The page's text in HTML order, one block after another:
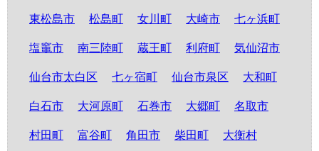
東松島市 松島町 女川町 大崎市 七ヶ浜町
塩竈市 南三陸町 蔵王町 利府町 気仙沼市
仙台市太白区 七ヶ宿町 仙台市泉区 大和町
白石市 大河原町 石巻市 大郷町 名取市
村田町 富谷町 角田市 柴田町 大衡村